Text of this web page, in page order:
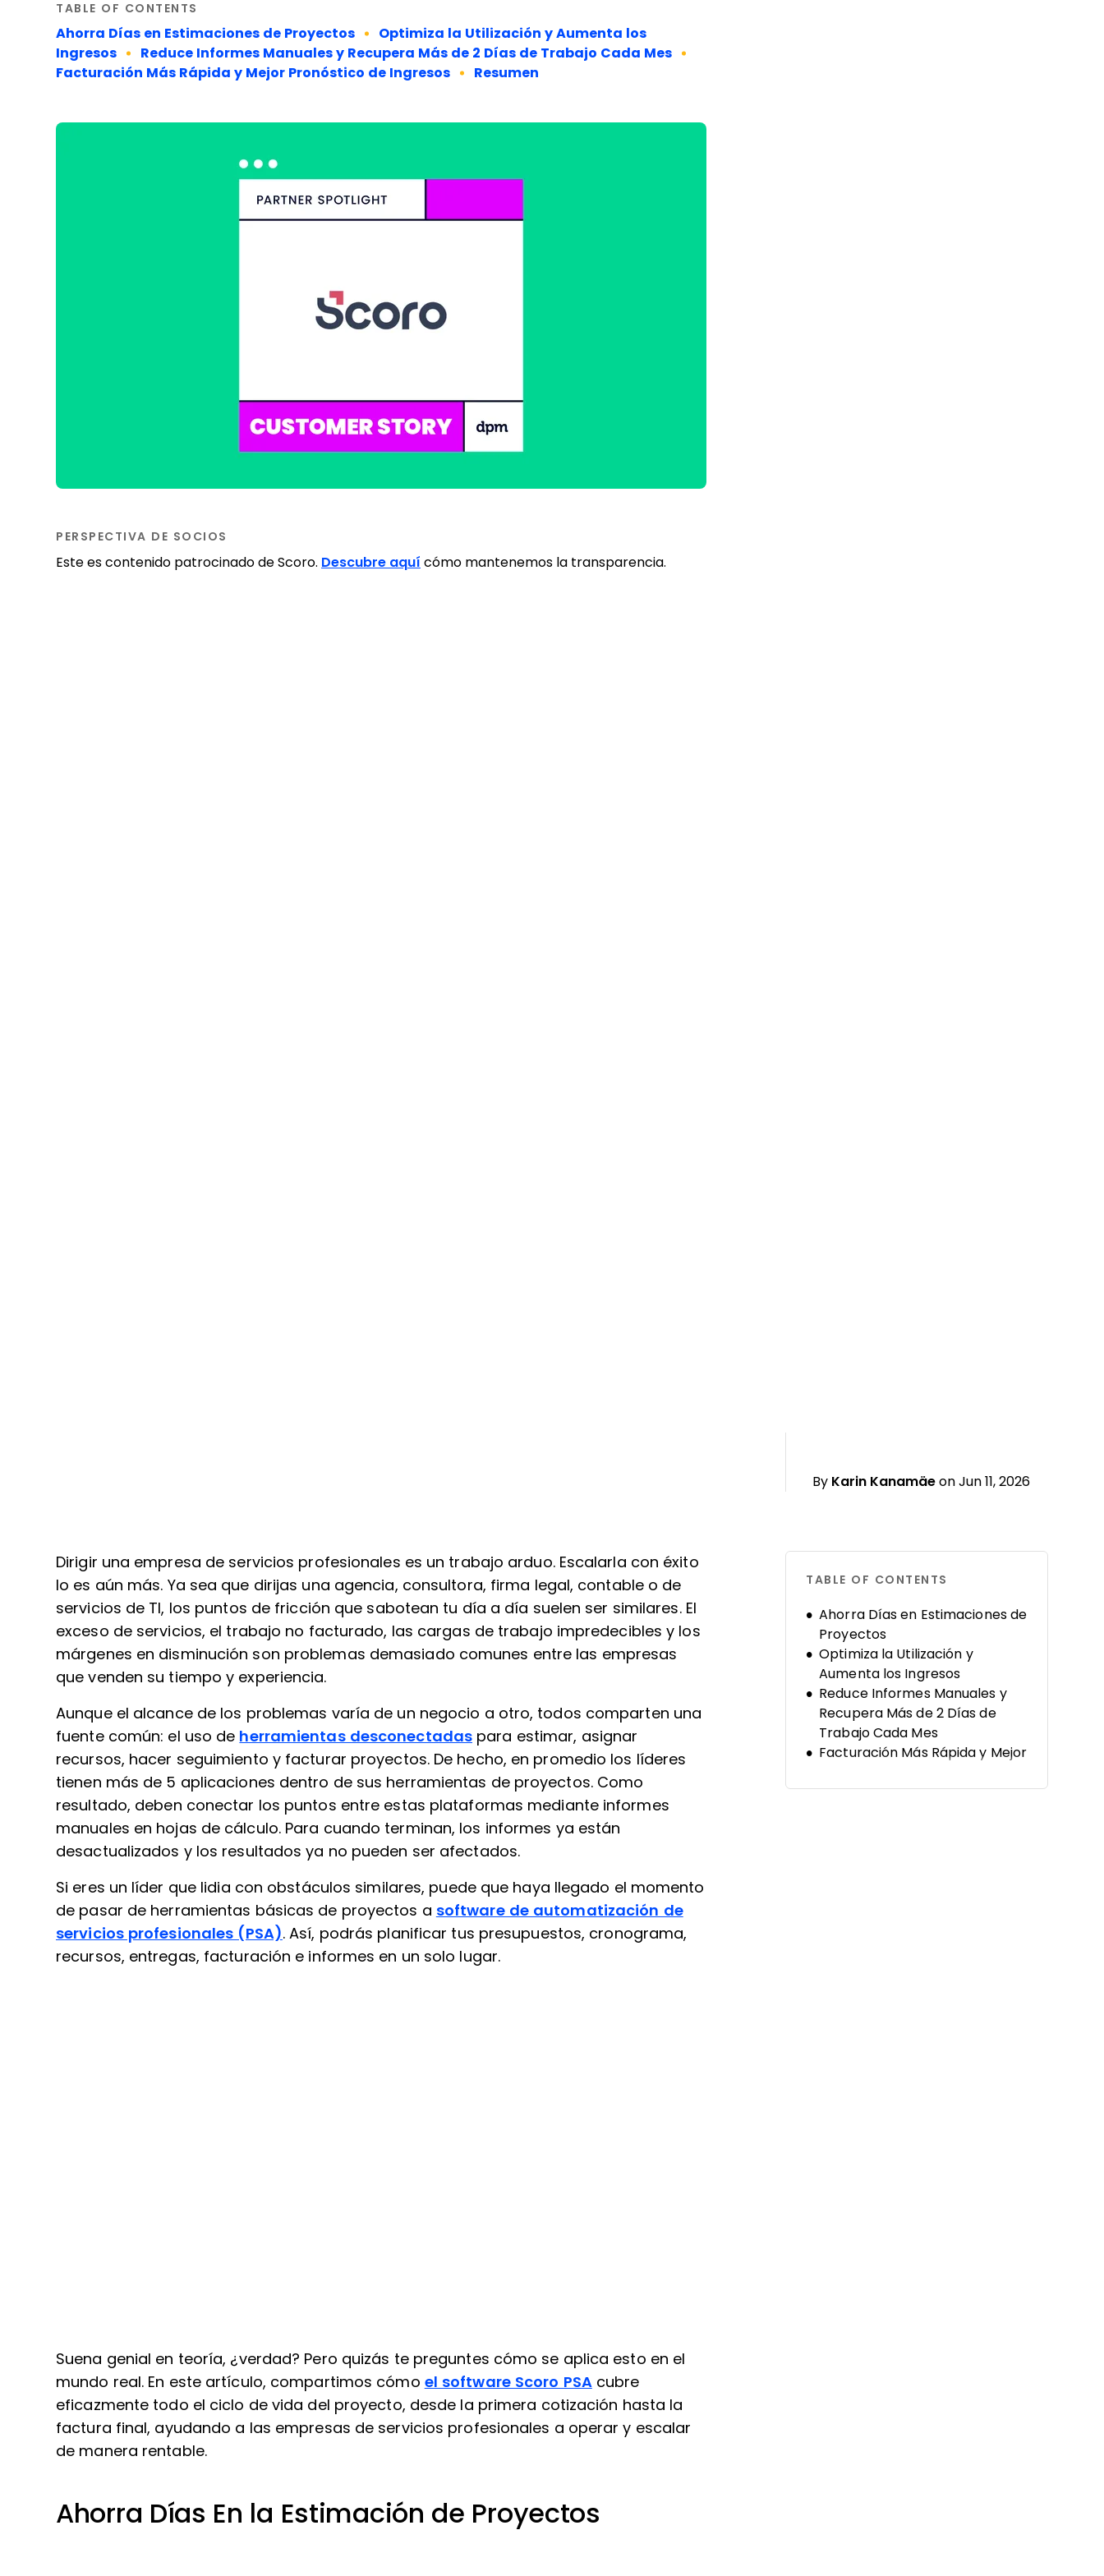
By Karin Kanamäe on Jun 11, 2026
TABLE OF CONTENTS
Ahorra Días en Estimaciones de Proyectos
Optimiza la Utilización y Aumenta los
Ingresos
Reduce Informes Manuales y Recupera Más de 2 Días de Trabajo Cada Mes
Facturación Más Rápida y Mejor Pronóstico de Ingresos
Resumen
PERSPECTIVA DE SOCIOS
Este es contenido patrocinado de Scoro. Descubre aquí cómo mantenemos la transparencia.
Dirigir una empresa de servicios profesionales es un trabajo arduo. Escalarla con éxito
lo es aún más. Ya sea que dirijas una agencia, consultora, firma legal, contable o de
servicios de TI, los puntos de fricción que sabotean tu día a día suelen ser similares. El
exceso de servicios, el trabajo no facturado, las cargas de trabajo impredecibles y los
márgenes en disminución son problemas demasiado comunes entre las empresas
que venden su tiempo y experiencia.
Aunque el alcance de los problemas varía de un negocio a otro, todos comparten una
fuente común: el uso de herramientas desconectadas para estimar, asignar
recursos, hacer seguimiento y facturar proyectos. De hecho, en promedio los líderes
tienen más de 5 aplicaciones dentro de sus herramientas de proyectos. Como
resultado, deben conectar los puntos entre estas plataformas mediante informes
manuales en hojas de cálculo. Para cuando terminan, los informes ya están
desactualizados y los resultados ya no pueden ser afectados.
Si eres un líder que lidia con obstáculos similares, puede que haya llegado el momento
de pasar de herramientas básicas de proyectos a software de automatización de
servicios profesionales (PSA). Así, podrás planificar tus presupuestos, cronograma,
recursos, entregas, facturación e informes en un solo lugar.
Suena genial en teoría, ¿verdad? Pero quizás te preguntes cómo se aplica esto en el
mundo real. En este artículo, compartimos cómo el software Scoro PSA cubre
eficazmente todo el ciclo de vida del proyecto, desde la primera cotización hasta la
factura final, ayudando a las empresas de servicios profesionales a operar y escalar
de manera rentable.
Ahorra Días En la Estimación de Proyectos
TABLE OF CONTENTS
Ahorra Días en Estimaciones de
Proyectos
Optimiza la Utilización y
Aumenta los Ingresos
Reduce Informes Manuales y
Recupera Más de 2 Días de
Trabajo Cada Mes
Facturación Más Rápida y Mejor
Resumen